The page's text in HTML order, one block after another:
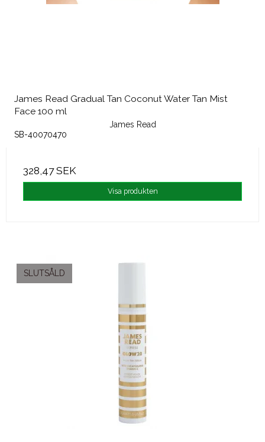
James Read Gradual Tan Coconut Water Tan Mist
Face 100 ml
James Read
SB-40070470
328,47 SEK
Visa produkten
SLUTSÅLD